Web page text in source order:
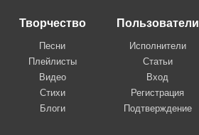
Творчество
Песни
Плейлисты
Видео
Стихи
Блоги
Пользователи
Исполнители
Статьи
Вход
Регистрация
Подтверждение